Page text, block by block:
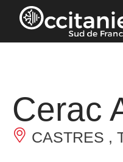
Pannello di gestione dei
Cerac
CASTRES ,